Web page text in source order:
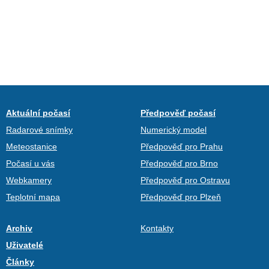
Aktuální počasí
Radarové snímky
Meteostanice
Počasí u vás
Webkamery
Teplotní mapa
Předpověď počasí
Numerický model
Předpověď pro Prahu
Předpověď pro Brno
Předpověď pro Ostravu
Předpověď pro Plzeň
Archiv
Uživatelé
Články
Kontakty